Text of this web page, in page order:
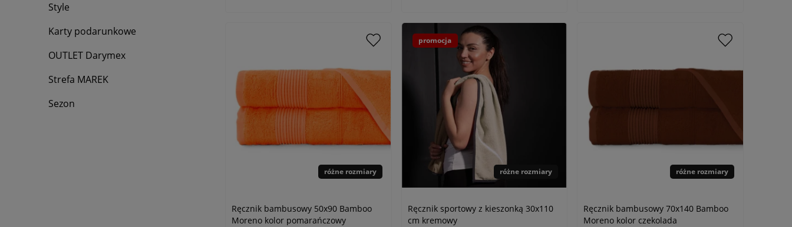
Style
Karty podarunkowe
OUTLET Darymex
Strefa MAREK
Sezon
różne rozmiary
Ręcznik bambusowy 50x90 Bamboo
Moreno kolor pomarańczowy
różne rozmiary
Ręcznik sportowy z kieszonką 30x110
cm kremowy
promocja
różne rozmiary
Ręcznik bambusowy 70x140 Bamboo
Moreno kolor czekolada